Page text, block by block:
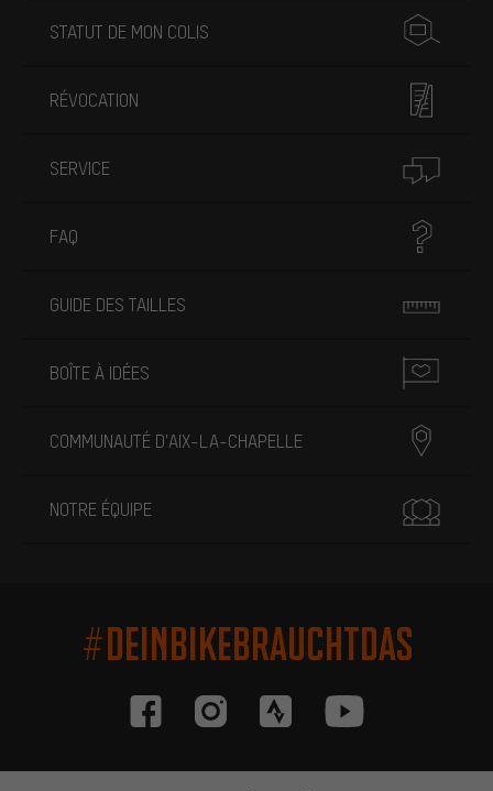
STATUT DE MON COLIS
RÉVOCATION
SERVICE
FAQ
GUIDE DES TAILLES
BOÎTE À IDÉES
COMMUNAUTÉ D'AIX-LA-CHAPELLE
NOTRE ÉQUIPE
#DEINBIKEBRAUCHTDAS